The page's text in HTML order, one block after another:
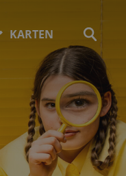
KARTEN